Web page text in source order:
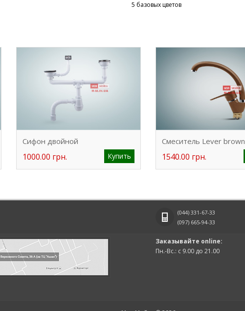
5 базовых цветов
Сифон двойной
1000.00 грн. Купить
Смеситель Lever brown
1540.00 грн.
(044) 331-67-33
(097) 665-94-33
Заказывайте online:
Пн.-Вс.: с 9.00 до 21.00